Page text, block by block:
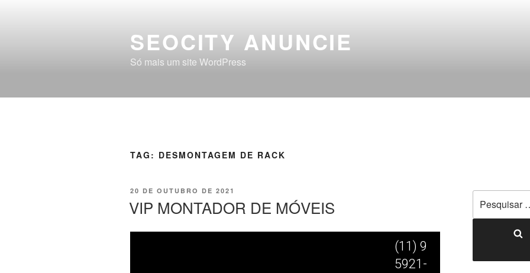
SEOCITY ANUNCIE
Só mais um site WordPress
TAG: DESMONTAGEM DE RACK
20 DE OUTUBRO DE 2021
VIP MONTADOR DE MÓVEIS
(11) 9
5921-